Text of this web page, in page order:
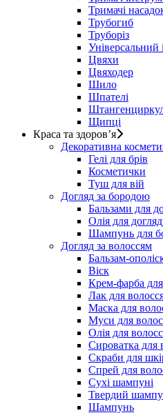
Тримачі
Трубогиб
Труборіз
Цвяхи
Цвяходер
Шило
Шпателі
Щипці
Краса та здоров’я
Декоративна
Гелі для брів
Косметички
Туш для вій
Догляд за бородою
Бальзами для
Олія для
Шампунь для
Догляд за волоссям
Бальзам-
Віск
Крем-фарба
Лак для
Маска для
Муси для
Олія для
Сироватка для
Скраби для
Спрей для
Сухі шампуні
Твердий
Шампунь